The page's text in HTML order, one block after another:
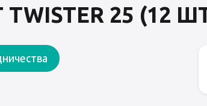
25 (12